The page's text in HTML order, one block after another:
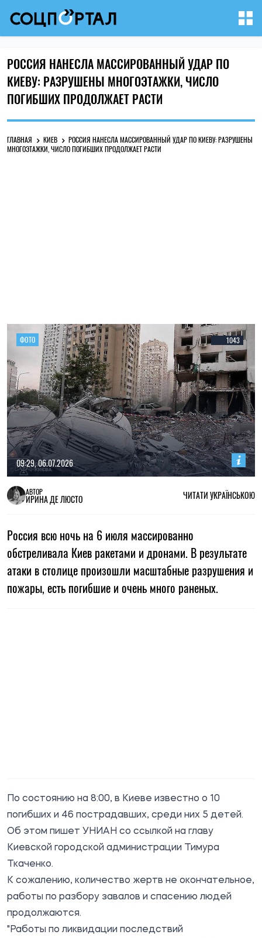
РОССИЯ НАНЕСЛА МАССИРОВАННЫЙ УДАР ПО
КИЕВУ: РАЗРУШЕНЫ МНОГОЭТАЖКИ, ЧИСЛО
ПОГИБШИХ ПРОДОЛЖАЕТ РАСТИ
ГЛАВНАЯ КИЕВ
РОССИЯ НАНЕСЛА МАССИРОВАННЫЙ УДАР ПО КИЕВУ: РАЗРУШЕНЫ
МНОГОЭТАЖКИ, ЧИСЛО ПОГИБШИХ ПРОДОЛЖАЕТ РАСТИ
1043
ФОТО
09:29, 06.07.2026
АВТОР
ИРИНА ДЕ ЛЮСТО ЧИТАТИ УКРАЇНСЬКОЮ
Россия всю ночь на 6 июля массированно
обстреливала Киев ракетами и дронами. В результате
атаки в столице произошли масштабные разрушения и
пожары, есть погибшие и очень много раненых.
По состоянию на 8:00, в Киеве известно о 10
погибших и 46 пострадавших, среди них 5 детей.
Об этом пишет УНИАН со ссылкой на главу
Киевской городской администрации Тимура
Ткаченко.
К сожалению, количество жертв не окончательное,
работы по разбору завалов и спасению людей
продолжаются.
"Работы по ликвидации последствий